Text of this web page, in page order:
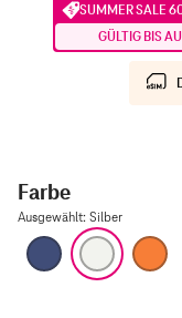
SUMMER SALE
GÜLTIG BIS
Farbe
Ausgewählt: Silber
Tiefblau Silber